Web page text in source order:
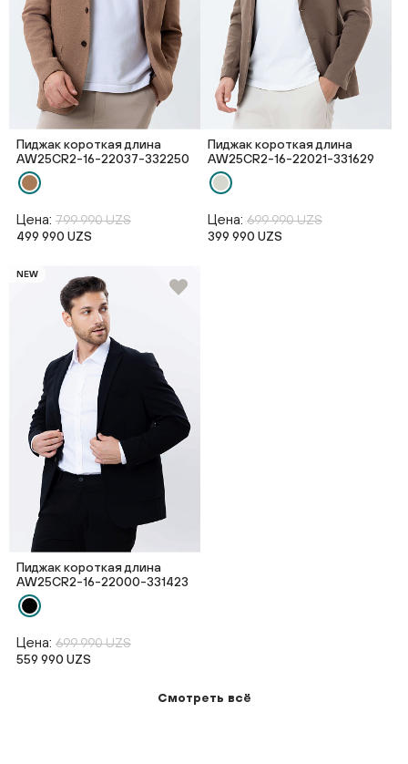
Пиджак короткая длина
AW25CR2-16-22037-332250
Цена: 799 990 UZS
499 990 UZS
Пиджак короткая длина
AW25CR2-16-22021-331629
Цена: 699 990 UZS
399 990 UZS
NEW
Пиджак короткая длина
AW25CR2-16-22000-331423
Цена: 699 990 UZS
559 990 UZS
Смотреть всё